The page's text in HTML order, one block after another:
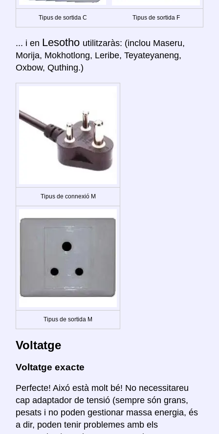
Tipus de sortida C Tipus de sortida F
... i en Lesotho utilitzaràs: (inclou Maseru,
Morija, Mokhotlong, Leribe, Teyateyaneng,
Oxbow, Quthing.)
Tipus de connexió M
Tipus de sortida M
Voltatge
Voltatge exacte
Perfecte! Aixó està molt bé! No necessitareu
cap adaptador de tensió (sempre són grans,
pesats i no poden gestionar massa energia, és
a dir, poden tenir problemes amb els